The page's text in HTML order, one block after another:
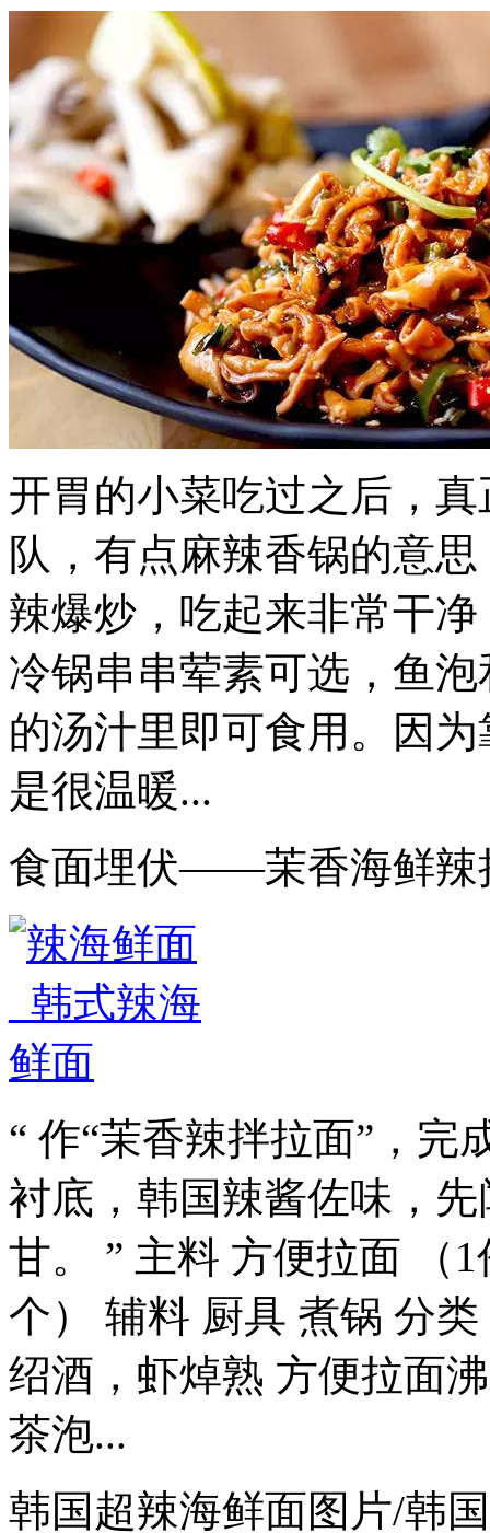
开胃的小菜吃过之后，
队，有点麻辣香锅的意
辣爆炒，吃起来非常干
冷锅串串荤素可选，鱼
的汤汁里即可食用。因
是很温暖...
食面埋伏——茉香海鲜辣
“ 作“茉香辣拌拉面”，完
衬底，韩国辣酱佐味，
甘。 ” 主料 方便拉面 （
个） 辅料 厨具 煮锅 分
绍酒，虾焯熟 方便拉面
茶泡...
韩国超辣海鲜面图片/韩